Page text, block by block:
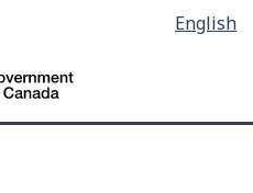
main
content
la
version
HTML
English